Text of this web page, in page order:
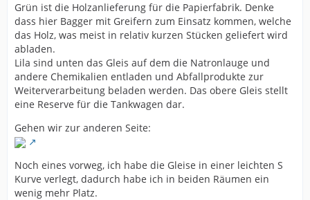
Grün ist die Holzanlieferung für die Papierfabrik. Denke
dass hier Bagger mit Greifern zum Einsatz kommen, welche
das Holz, was meist in relativ kurzen Stücken geliefert wird
abladen.
Lila sind unten das Gleis auf dem die Natronlauge und
andere Chemikalien entladen und Abfallprodukte zur
Weiterverarbeitung beladen werden. Das obere Gleis stellt
eine Reserve für die Tankwagen dar.
Gehen wir zur anderen Seite:
Noch eines vorweg, ich habe die Gleise in einer leichten S
Kurve verlegt, dadurch habe ich in beiden Räumen ein
wenig mehr Platz.